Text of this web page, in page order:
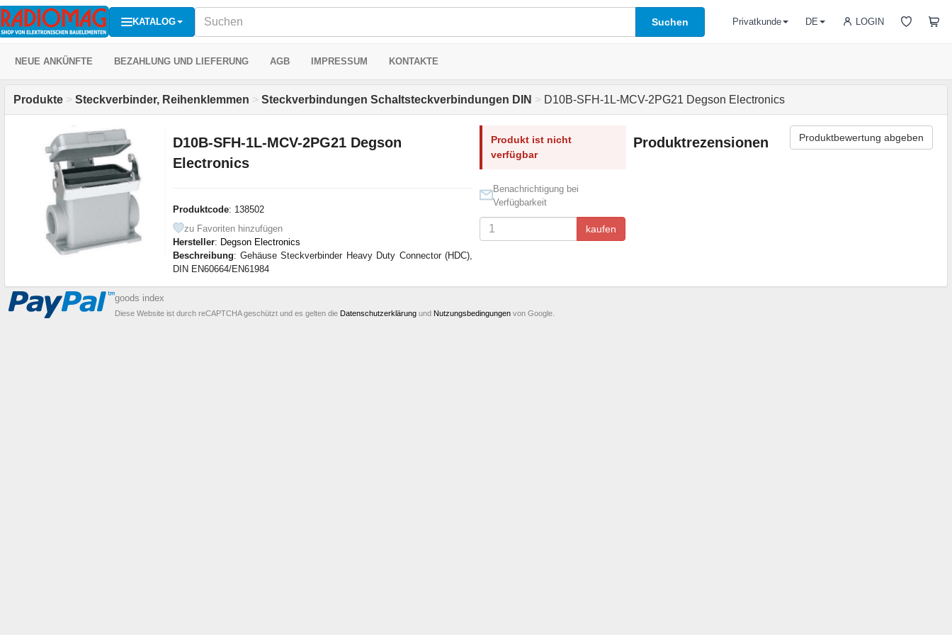
KATALOG Suchen LOGIN
Privatkunde DE
NEUE ANKÜNFTE BEZAHLUNG UND LIEFERUNG AGB IMPRESSUM KONTAKTE
Produkte > Steckverbinder, Reihenklemmen > Steckverbindungen Schaltsteckverbindungen DIN > D10B-SFH-1L-MCV-2PG21 Degson Electronics
D10B-SFH-1L-MCV-2PG21 Degson
Electronics
Produktcode: 138502
zu Favoriten hinzufügen
Hersteller: Degson Electronics
Beschreibung: Gehäuse Steckverbinder Heavy Duty Connector (HDC),
DIN EN60664/EN61984
Produkt ist nicht
verfügbar
Benachrichtigung bei
Verfügbarkeit
kaufen
Produktrezensionen Produktbewertung abgeben
goods index
Diese Website ist durch reCAPTCHA geschützt und es gelten die Datenschutzerklärung und Nutzungsbedingungen von Google.